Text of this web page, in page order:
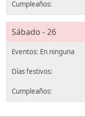
Sábado - 26